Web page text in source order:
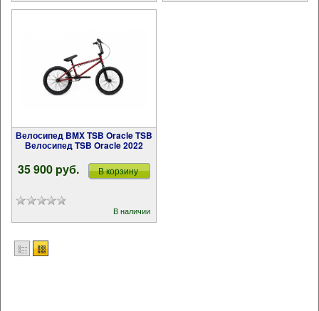
Велосипед BMX TSB Oracle TSB
Велосипед TSB Oracle 2022
35 900 pуб. В корзину
В наличии